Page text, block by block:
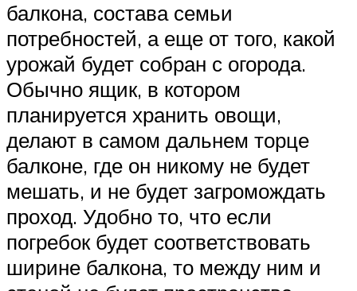
балкона, состава семьи
потребностей, а еще от того, какой
урожай будет собран с огорода.
Обычно ящик, в котором
планируется хранить овощи,
делают в самом дальнем торце
балконе, где он никому не будет
мешать, и не будет загромождать
проход. Удобно то, что если
погребок будет соответствовать
ширине балкона, то между ним и